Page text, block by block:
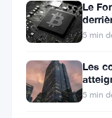
son
examen
des
actifs
numériques,
Le
après
5 min
Les
fois
5 min